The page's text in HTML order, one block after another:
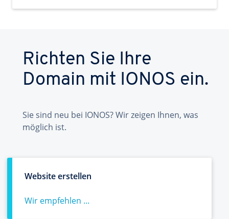
Richten Sie Ihre
Domain mit IONOS ein.
Sie sind neu bei IONOS? Wir zeigen Ihnen, was
möglich ist.
Website erstellen
Wir empfehlen ...